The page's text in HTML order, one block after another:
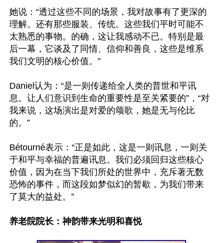
她说：“透过这些不同的场景，我对故事有了更深的
理解。还有那些服装、传统。这些我们平时可能不
太熟悉的事物。的确，这让我感动不已。特别是最
后一幕，它谈及了同情、信仰和善良，这些是维系
我们文明的核心价值。”
Daniel认为：“是一则传递给全人类的普世和平讯
息。让人们意识到生命的重要性是至关紧要的”，“对
我来说，这场演出是对爱的颂歌，她是无与伦比
的。”
Bétourné表示：“正是如此，这是一则讯息，一则关
于和平与幸福的普遍讯息。我们必须回归这些核心
价值，因为在当下我们所处的世界中，充斥著无数
恐怖的事件，而这段如梦似幻的暂歇，为我们带来
了莫大的益处。”
养老院院长：神韵带来光明和喜悦